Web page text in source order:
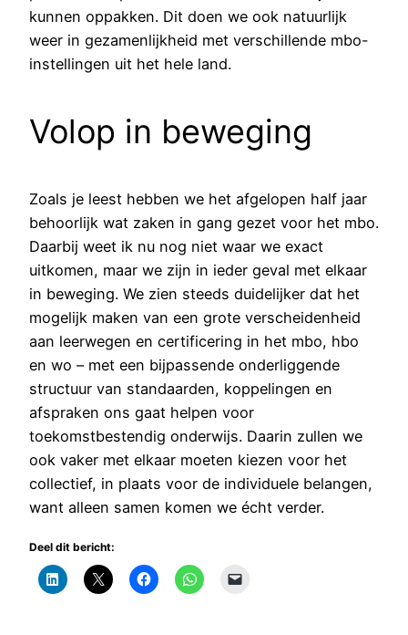
kunnen oppakken. Dit doen we ook natuurlijk
weer in gezamenlijkheid met verschillende mbo-
instellingen uit het hele land.
Volop in beweging
Zoals je leest hebben we het afgelopen half jaar
behoorlijk wat zaken in gang gezet voor het mbo.
Daarbij weet ik nu nog niet waar we exact
uitkomen, maar we zijn in ieder geval met elkaar
in beweging. We zien steeds duidelijker dat het
mogelijk maken van een grote verscheidenheid
aan leerwegen en certificering in het mbo, hbo
en wo – met een bijpassende onderliggende
structuur van standaarden, koppelingen en
afspraken ons gaat helpen voor
toekomstbestendig onderwijs. Daarin zullen we
ook vaker met elkaar moeten kiezen voor het
collectief, in plaats voor de individuele belangen,
want alleen samen komen we écht verder.
Deel dit bericht: